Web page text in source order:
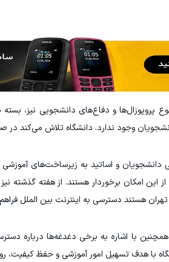
پروپوزال‌ها و دفاع‌های دانشجویی نیز،
وجود ندارد. دانشگاه تلاش می‌کند در
و اساتید به زیرساخت‌های آموزشی
درصد اساتید از این امکان برخوردار هستند. از
تهران هستند دسترسی به اینترنت بین الملل
با اشاره به برخی دغدغه‌ها درباره
با هدف تسهیل امور آموزشی و حفظ کیفیت،